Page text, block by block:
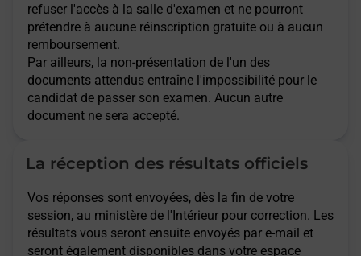
refuser l'accès à la salle d'examen et ne pourront
prétendre à aucune réinscription gratuite ou à aucun
remboursement.
Par ailleurs, la non-présentation de l'un des
documents attendus entraîne l'impossibilité pour le
candidat de passer son examen. Aucun autre
document ne sera accepté.
La réception des résultats officiels
Vos réponses sont envoyées, dès la fin de votre
session, au ministère de l'Intérieur pour correction. Les
résultats vous seront ensuite envoyés par e-mail et
seront également disponibles dans votre espace